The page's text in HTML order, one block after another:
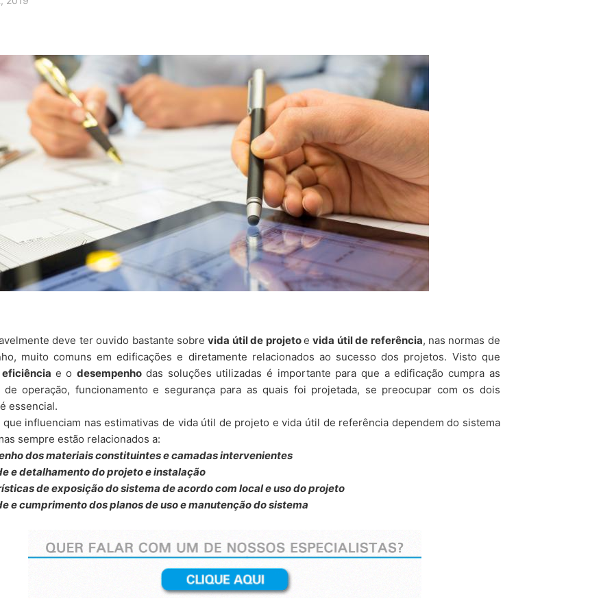
deve ter ouvido bastante sobrevida útil de projetoevida útil de referência, nas normas de
muito comuns em edificações e diretamente relacionados ao sucesso dos projetos. Visto que
eficiência e odesempenho das soluções utilizadas é importante para que a edificação cumpra as
de operação, funcionamento e segurança para as quais foi projetada, se preocupar com os dois
essencial.
que influenciam nas estimativas de vida útil de projeto e vida útil de referência dependem do sistema
sempre estão relacionados a:
dos materiais constituintes e camadas intervenientes
e detalhamento do projeto e instalação
de exposição do sistema de acordo com local e uso do projeto
e cumprimento dos planos de uso e manutenção do sistema
com terceiros ou pessoas não autorizadas a acessá-los. Suas informações poderão ser
Público, órgãos reguladores, autoridades judiciais ou administrativas e sindicatos;
de serviços indispensáveis para a comercialização de produtos e serviços contratados;
de Seguros, escritório de Contabilidade, empresas de gestão de arquivo;
subcontratar empresas para a realização do tratamento total ou parcial dos seus dados pessoais, nos
de Dados Pessoais (Lei nº 13.709/2018). Elas são obrigadas, nos termos dos contratos celebrados, a
a segurança dos dados a que tenham acesso, não podendo utilizar esses dados para quaisquer outros
que possuam. A MC-Bauchemie poderá transferir alguns de seus dados pessoais a prestadores de
prestadores de serviços em nuvem e por levar muito a sério a sua privacidade e proteção dos seus dados,
acordo com os mecanismos legais e as regras infralegais.
dados é coisa séria, nós nos esforçamos em tomar todos os tipos de medidas administrativas,
em relação à segurança e privacidade durante a execução de nossas atividades envolvendo os
o treinamento e conscientização de nossos colaboradores. Todos os seus dados são confidenciais e
a eles e todas as informações fornecidas por você serão armazenadas de forma segura e íntegra, em
é possível que durante sua navegação você seja direcionado a eles. Nesses casos, a
de privacidade e de cookies destes respectivos sites/terceiros.
seus dados?
tempo necessário para cumprir as finalidades para as quais foram coletados, conforme o disposto no
ser excluídos, de forma segura, dos nossos servidores quando você assim requisitar, por
estes não forem mais necessários ou relevantes, salvo se houver qualquer outra razão para a sua
de dados ou necessidade de sua preservação para resguardar nossos direitos, conforme hipóteses
dados pessoais poderão ser armazenados em nosso servidor próprio ou de terceiro contratado para
podendo, ainda, ser armazenados por meios de tecnologia de computação em nuvem, sempre
práticas do mercado.
em relação à utilização de seus dados pessoais. Abaixo, listamos todos os seus direitos previstos em
dados; Correção;
ou tratados em desconformidade; Portabilidade;
and the Google Privacy PolicyandTerms of Service apply.
ENVIAR